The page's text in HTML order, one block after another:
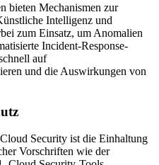
bieten Mechanismen zur
Intelligenz und
zum Einsatz, um Anomalien
Incident-Response-
auf
und die Auswirkungen von
Security ist die Einhaltung
Vorschriften wie der